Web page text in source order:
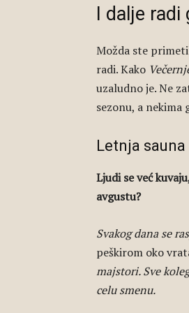
I dalje
Možda ste
radi. Kako
uzaludno je. Ne
sezonu, a nekima
Letnja sauna
Ljudi se već
avgustu?
Svakog dana se
peškirom oko
majstori. Sve
celu smenu.